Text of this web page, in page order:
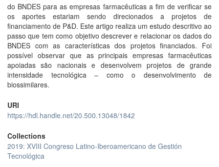
do BNDES para as empresas farmacêuticas a fim de verificar se
os aportes estariam sendo direcionados a projetos de
financiamento de P&D. Este artigo realiza um estudo descritivo ao
passo que tem como objetivo descrever e relacionar os dados do
BNDES com as características dos projetos financiados. Foi
possível observar que as principais empresas farmacêuticas
apoiadas são nacionais e desenvolvem projetos de grande
intensidade tecnológica – como o desenvolvimento de
biossimilares.
URI
https://hdl.handle.net/20.500.13048/1842
Collections
2019: XVIII Congreso Latino-Iberoamericano de Gestión
Tecnológica